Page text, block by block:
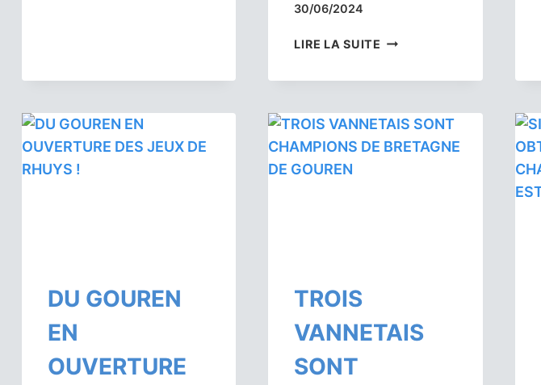
30/06/2024
LIRE LA SUITE UNE
BELLE
DU
TOURNOI
DE
DU GOUREN
EN
OUVERTURE
TROIS
VANNETAIS
SONT